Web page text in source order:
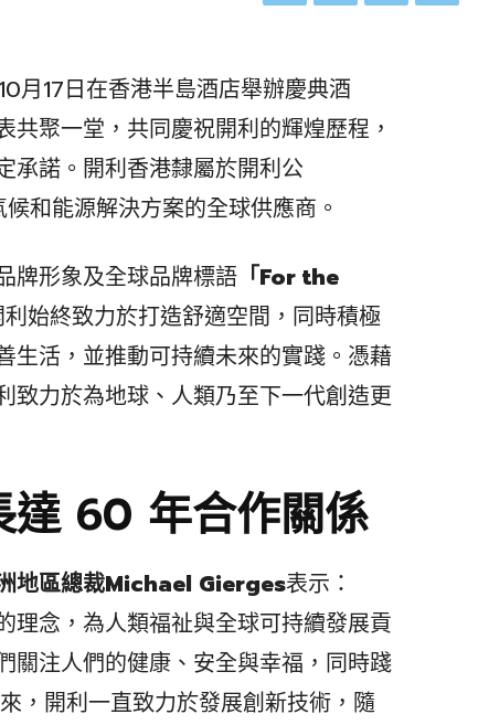
月17日在香港半島酒店舉辦慶典酒
聚一堂，共同慶祝開利的輝煌歷程，
承諾。開利香港隸屬於開利公
和能源解決方案的全球供應商。
牌形象及全球品牌標語 「For the
利始終致力於打造舒適空間，同時積極
生活，並推動可持續未來的實踐。憑藉
致力於為地球、人類乃至下一代創造更
達 60 年合作關係
地區總裁Michael Gierges表示：
理念，為人類福祉與全球可持續發展貢
關注人們的健康、安全與幸福，同時踐
，開利一直致力於發展創新技術，隨